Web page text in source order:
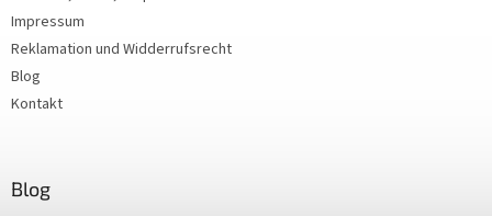
Impressum
Reklamation und Widderrufsrecht
Blog
Kontakt
Blog